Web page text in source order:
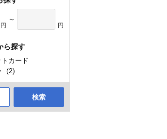
円
～
円
ら探す
カード
(2)
検索